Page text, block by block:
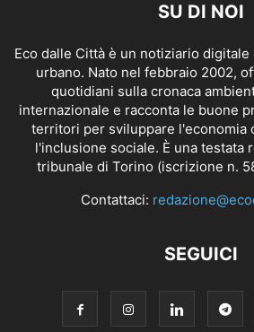
SU DI NOI
Eco dalle Città è un notiziario
urbano. Nato nel febbraio 2002,
quotidiani sulla cronaca
internazionale e racconta le buone
territori per sviluppare l'economia
l'inclusione sociale. È una testata
tribunale di Torino (iscrizione n.
Contattaci:
SEGUICI